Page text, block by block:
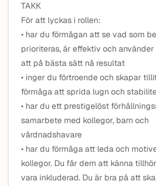
TAKK
För att lyckas i rollen:
• har du förmågan att se vad som
prioriteras, är effektiv och använder
att på bästa sätt nå resultat
• inger du förtroende och skapar
förmåga att sprida lugn och
• har du ett prestigelöst
samarbete med kollegor, barn och
vårdnadshavare
• har du förmåga att leda och
kollegor. Du får dem att känna
vara inkluderad. Du är bra på att